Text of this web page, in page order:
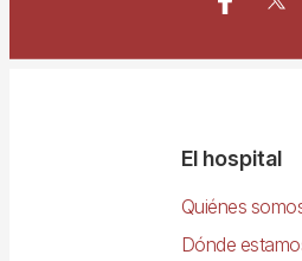
NavegacióEl hospital
Quiénes
Dónde